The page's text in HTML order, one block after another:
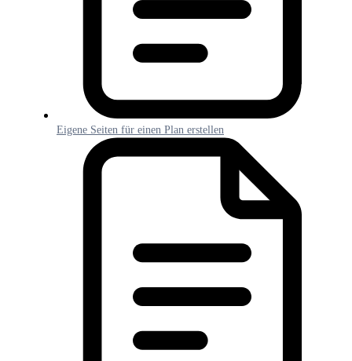
Eigene Seiten für einen Plan erstellen